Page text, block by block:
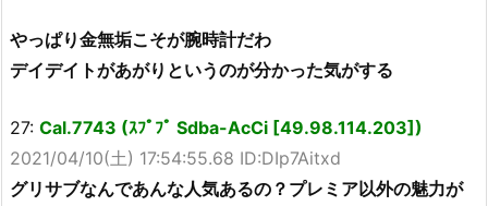
やっぱり金無垢こそが腕時計だわ
デイデイトがあがりというのが分かった気がする
27: Cal.7743 (ｽﾌﾟﾌﾟ Sdba-AcCi [49.98.114.203])
2021/04/10(土) 17:54:55.68 ID:DIp7Aitxd
グリサブなんであんな人気あるの？プレミア以外の魅力が